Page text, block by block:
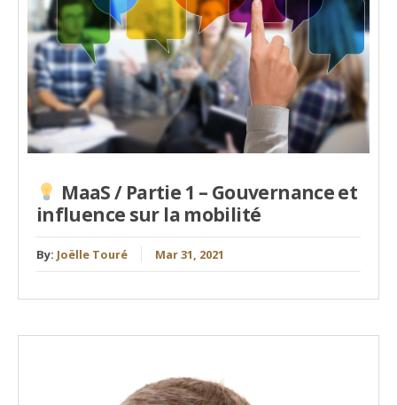
MaaS / Partie 1 – Gouvernance et
influence sur la mobilité
By: Joëlle Touré Mar 31, 2021